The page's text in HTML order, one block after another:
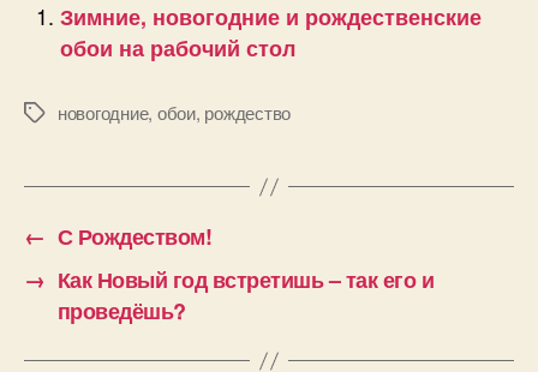
Зимние, новогодние и рождественские
обои на рабочий стол
Позначкиновогодние, обои, рождество
← С Рождеством!
→ Как Новый год встретишь – так его и
проведёшь?